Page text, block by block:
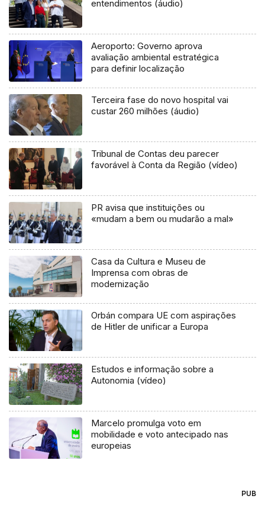
entendimentos (áudio)
Aeroporto: Governo aprova
avaliação ambiental estratégica
para definir localização
Terceira fase do novo hospital vai
custar 260 milhões (áudio)
Tribunal de Contas deu parecer
favorável à Conta da Região (vídeo)
PR avisa que instituições ou
«mudam a bem ou mudarão a mal»
Casa da Cultura e Museu de
Imprensa com obras de
modernização
Orbán compara UE com aspirações
de Hitler de unificar a Europa
Estudos e informação sobre a
Autonomia (vídeo)
Marcelo promulga voto em
mobilidade e voto antecipado nas
europeias
PUB